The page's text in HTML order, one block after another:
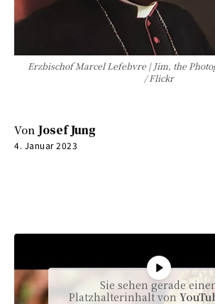
Erzbischof Marcel Lefebvre | Jim, the
/ Flickr
Von Josef Jung
4. Januar 2023
Sie sehen gerade
Platzhalterinhalt von